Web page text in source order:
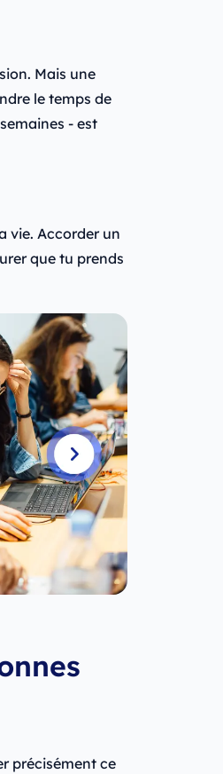
Mais une
le temps de
- est
vie. Accorder un
que tu prends
précisément ce